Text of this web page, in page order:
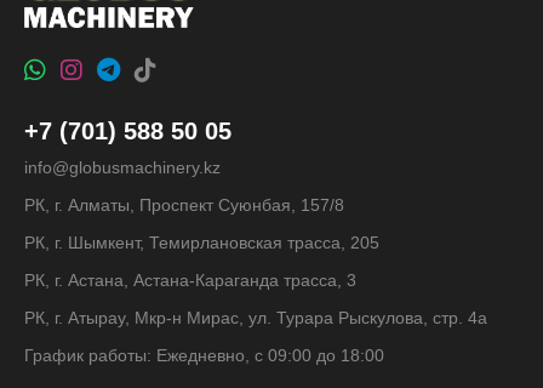
+7 (701) 588 50 05
info@globusmachinery.kz
РК, г. Алматы, Проспект Суюнбая, 157/8
РК, г. Шымкент, Темирлановская трасса, 205
РК, г. Астана, Астана-Караганда трасса, 3
РК, г. Атырау, Мкр-н Мирас, ул. Турара Рыскулова, стр. 4а
График работы: Ежедневно, с 09:00 до 18:00